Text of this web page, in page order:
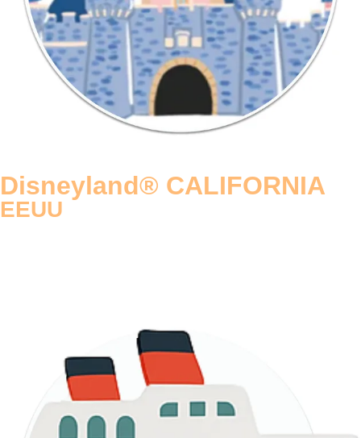
Disneyland® CALIFORNIA
EEUU